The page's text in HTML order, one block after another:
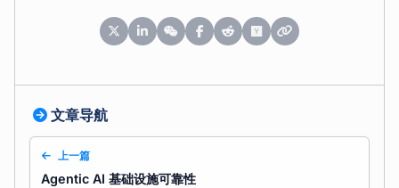
文章导航
上一篇
Agentic AI 基础设施可靠性